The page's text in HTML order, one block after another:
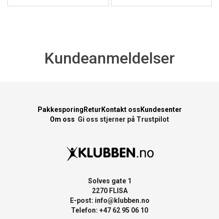
Kundeanmeldelser
PakkesporingReturKontakt ossKundesenter
Om oss Gi oss stjerner på Trustpilot
Solves gate 1
2270 FLISA
E-post: info@klubben.no
Telefon: +47 62 95 06 10